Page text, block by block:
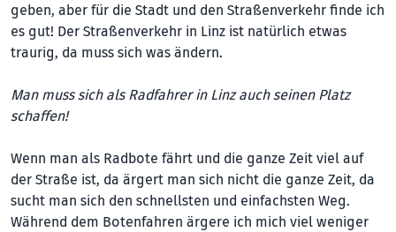
geben, aber für die Stadt und den Straßenverkehr finde ich
es gut! Der Straßenverkehr in Linz ist natürlich etwas
traurig, da muss sich was ändern.
Man muss sich als Radfahrer in Linz auch seinen Platz
schaffen!
Wenn man als Radbote fährt und die ganze Zeit viel auf
der Straße ist, da ärgert man sich nicht die ganze Zeit, da
sucht man sich den schnellsten und einfachsten Weg.
Während dem Botenfahren ärgere ich mich viel weniger